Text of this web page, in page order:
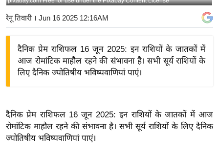
बि
ज़
द्यो
ग
त
वि
रेनू तिवारी । Jun 16 2025 12:16AM
दैनिक प्रेम राशिफल 16 जून 2025: इन राशियों के जातकों में
आज रोमांटिक माहौल रहने की संभावना है। सभी सूर्य राशियों के
लिए दैनिक ज्योतिषीय भविष्यवाणियां पाएं।
दैनिक प्रेम राशिफल 16 जून 2025: इन राशियों के जातकों में आज
रोमांटिक माहौल रहने की संभावना है। सभी सूर्य राशियों के लिए दैनिक
ज्योतिषीय भविष्यवाणियां पाएं।